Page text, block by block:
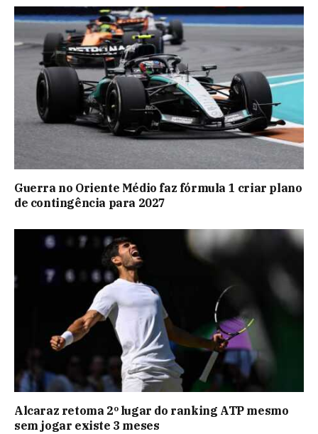
Guerra no Oriente Médio faz fórmula 1 criar plano
de contingência para 2027
Alcaraz retoma 2º lugar do ranking ATP mesmo
sem jogar existe 3 meses